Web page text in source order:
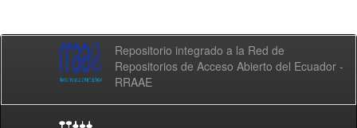
Repositorio integrado a la Red de
Repositorios de Acceso Abierto del Ecuador -
RRAAE